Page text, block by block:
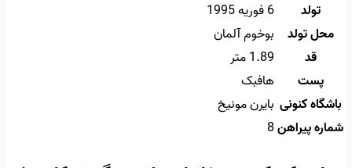
تولد
6 فوریه 1995
محل تولد
بوخوم آلمان
قد
1.89 متر
پست
هافبک
باشگاه کنونی بایرن مونیخ
شماره پیراهن8